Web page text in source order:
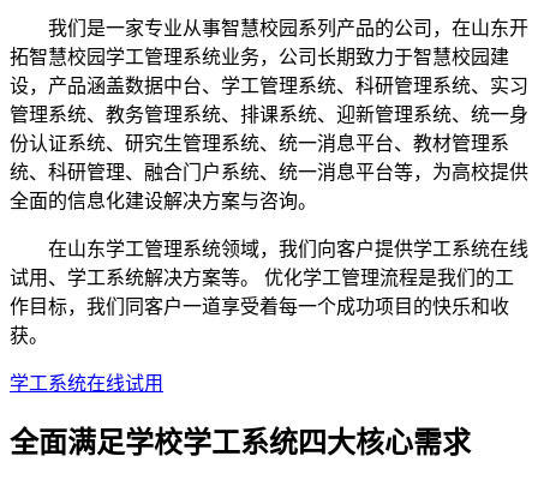
我们是一家专业从事智慧校园系列产品的公司，在山东开
拓智慧校园学工管理系统业务，公司长期致力于智慧校园建
设，产品涵盖数据中台、学工管理系统、科研管理系统、实习
管理系统、教务管理系统、排课系统、迎新管理系统、统一身
份认证系统、研究生管理系统、统一消息平台、教材管理系
统、科研管理、融合门户系统、统一消息平台等，为高校提供
全面的信息化建设解决方案与咨询。
在山东学工管理系统领域，我们向客户提供学工系统在线
试用、学工系统解决方案等。 优化学工管理流程是我们的工
作目标，我们同客户一道享受着每一个成功项目的快乐和收
获。
学工系统在线试用
全面满足学校学工系统四大核心需求